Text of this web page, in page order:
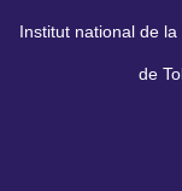
Institut national de
de